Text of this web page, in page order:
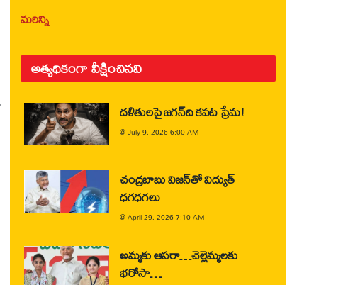
మరిన్ని
అత్యధికంగా వీక్షించినవి
దళితులపై జగన్‌ది కపట ప్రేమ!
@July 9, 2026 6:00 AM
చంద్రబాబు విజన్‌తో విద్యుత్
ధగధగలు
@April 29, 2026 7:10 AM
అమ్మకు ఆసరా…చెల్లెమ్మలకు
భరోసా…